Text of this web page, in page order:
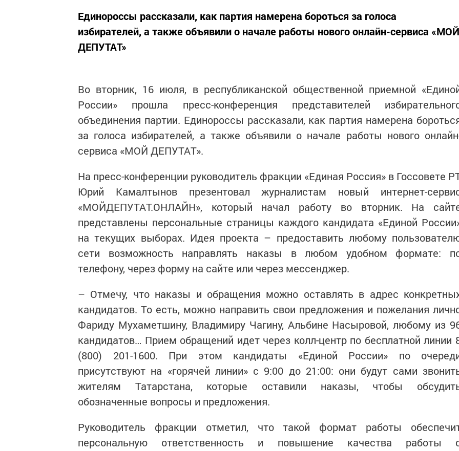
Единороссы рассказали, как партия намерена бороться за голоса
избирателей, а также объявили о начале работы нового онлайн-сервиса «МОЙ
ДЕПУТАТ»
Во вторник, 16 июля, в республиканской общественной приемной
России» прошла пресс-конференция представителей
объединения партии. Единороссы рассказали, как партия намерена
за голоса избирателей, а также объявили о начале работы нового
сервиса «МОЙ ДЕПУТАТ».
На пресс-конференции руководитель фракции «Единая Россия» в Госсовете
Юрий Камалтынов презентовал журналистам новый интернет-
«МОЙДЕПУТАТ.ОНЛАЙН», который начал работу во вторник. На
представлены персональные страницы каждого кандидата «Единой
на текущих выборах. Идея проекта – предоставить любому
сети возможность направлять наказы в любом удобном формате:
телефону, через форму на сайте или через мессенджер.
– Отмечу, что наказы и обращения можно оставлять в адрес
кандидатов. То есть, можно направить свои предложения и пожелания
Фариду Мухаметшину, Владимиру Чагину, Альбине Насыровой, любому из
кандидатов… Прием обращений идет через колл-центр по бесплатной линии
(800) 201-1600. При этом кандидаты «Единой России» по
присутствуют на «горячей линии» с 9:00 до 21:00: они будут сами
жителям Татарстана, которые оставили наказы, чтобы
обозначенные вопросы и предложения.
Руководитель фракции отметил, что такой формат работы
персональную ответственность и повышение качества работы